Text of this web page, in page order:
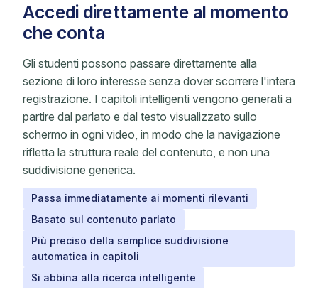
Accedi direttamente al momento
che conta
Gli studenti possono passare direttamente alla
sezione di loro interesse senza dover scorrere l'intera
registrazione. I capitoli intelligenti vengono generati a
partire dal parlato e dal testo visualizzato sullo
schermo in ogni video, in modo che la navigazione
rifletta la struttura reale del contenuto, e non una
suddivisione generica.
Passa immediatamente ai momenti rilevanti
Basato sul contenuto parlato
Più preciso della semplice suddivisione
automatica in capitoli
Si abbina alla ricerca intelligente